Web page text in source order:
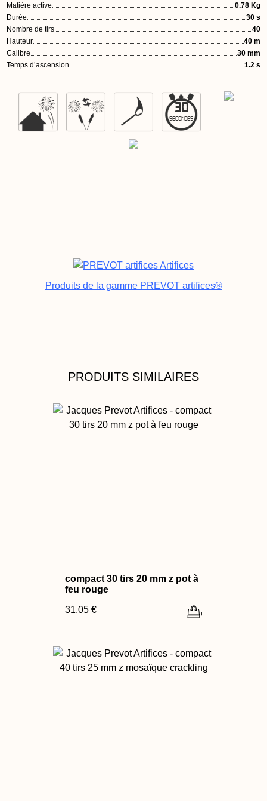
Matière active
0.78 Kg
Durée
30 s
Nombre de tirs
40
Hauteur
40 m
Calibre
30 mm
Temps d’ascension
1.2 s
30
SECONDES
Produits de la gamme PREVOT artifices®
PRODUITS SIMILAIRES
compact 30 tirs 20 mm z pot à
feu rouge
31,05 €
+